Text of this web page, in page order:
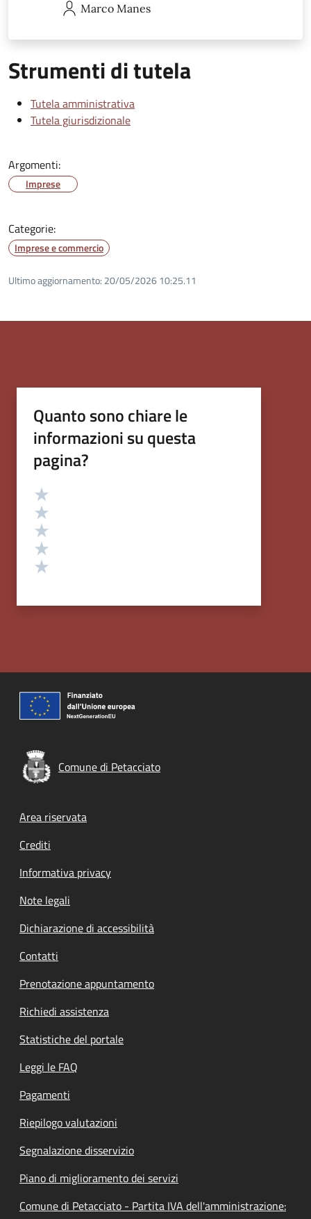
Marco Manes
Strumenti di tutela
Tutela amministrativa
Tutela giurisdizionale
Argomenti:
Imprese
Categorie:
Imprese e commercio
Ultimo aggiornamento: 20/05/2026 10:25.11
Quanto sono chiare le
informazioni su questa
pagina?
Valutazione
Comune di Petacciato
Footer menu
Area riservata
Crediti
Informativa privacy
Note legali
Dichiarazione di accessibilità
Contatti
Prenotazione appuntamento
Richiedi assistenza
Statistiche del portale
Leggi le FAQ
Pagamenti
Riepilogo valutazioni
Segnalazione disservizio
Piano di miglioramento dei servizi
Comune di Petacciato - Partita IVA dell'amministrazione: